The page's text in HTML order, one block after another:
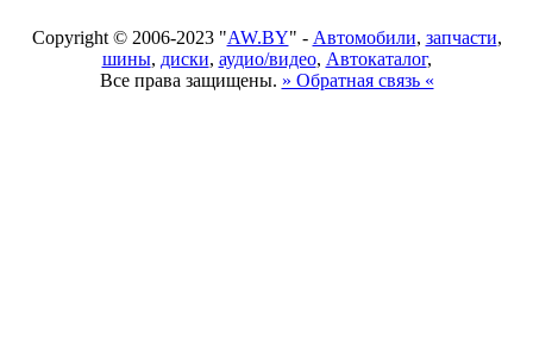
Copyright © 2006-2023 "AW.BY" - Автомобили, запчасти,
шины, диски, аудио/видео, Автокаталог,
Все права защищены. » Обратная связь «